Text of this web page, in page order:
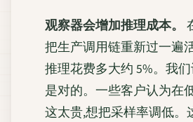
观察器会增加推理成本。
把生产调用链重新过一遍
推理花费多大约 5%。我
是对的。一些客户认为在
这太贵,想把采样率调低。